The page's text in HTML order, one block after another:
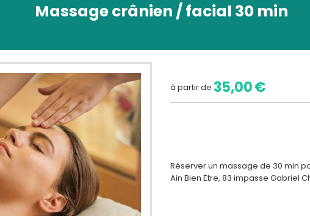
Massage crânien / facial 30 min
à partir de 35,00€
Réserver un massage de 30 min
Ain Bien Etre, 83 impasse Gabriel